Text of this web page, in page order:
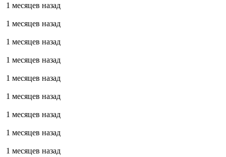
1 месяцев назад
1 месяцев назад
1 месяцев назад
1 месяцев назад
1 месяцев назад
1 месяцев назад
1 месяцев назад
1 месяцев назад
1 месяцев назад